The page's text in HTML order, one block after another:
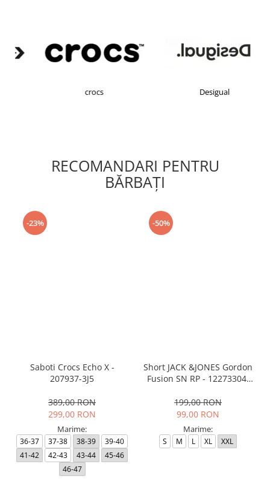
Desigual
RECOMANDARI PENTRU
BĂRBAŢI
-23%
Saboti Crocs Echo X -
207937-3J5
389,00 RON
299,00 RON
Marime:
36-37 37-38 38-39
39-40
41-42
42-43 43-44
45-46
46-47
-50%
Short JACK &JONES Gordon
Fusion SN RP - 12273304-
199,00 RON
99,00 RON
Marime:
S M L XL XXL